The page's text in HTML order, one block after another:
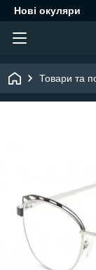
Нові окуляри
Товари та